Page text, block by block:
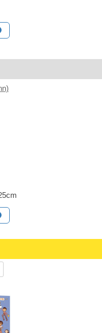
科學家的最佳讀物，激
即可下載線上學習單，
、科學家、生涯規劃、職
書以為又會是滿滿的理
，根本是無所不在。──
魯米玩科學」版主